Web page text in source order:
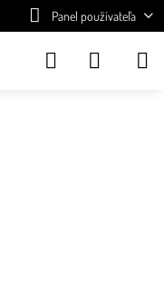
Panel používateľa